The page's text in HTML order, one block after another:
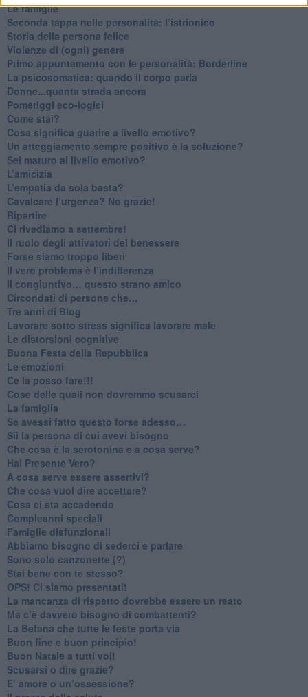
Le famiglie
Seconda tappa nelle personalità: l’istrionico
​Storia della persona felice
Violenze di (ogni) genere
​Primo appuntamento con le personalità: Borderline
La psicosomatica: quando il corpo parla
Donne...quanta strada ancora
​Pomeriggi eco-logici
​Come stai?
Cosa significa guarire a livello emotivo?
​Un atteggiamento sempre positivo è la soluzione?
​Sei maturo al livello emotivo?
​L’amicizia
​L’empatia da sola basta?
​Cavalcare l’urgenza? No grazie!
Ripartire
​Ci rivediamo a settembre!
​Il ruolo degli attivatori del benessere
​Forse siamo troppo liberi
​Il vero problema è l’indifferenza
​Il congiuntivo… questo strano amico
​Circondati di persone che…
​Tre anni di Blog
​Lavorare sotto stress significa lavorare male
​Le distorsioni cognitive
​Buona Festa della Repubblica
Le emozioni
​Ce la posso fare!!!
​Cose delle quali non dovremmo scusarci
​La famiglia
​Se avessi fatto questo forse adesso…
​Sii la persona di cui avevi bisogno
Che cosa è la serotonina e a cosa serve?
​Hai Presente Vero?
A cosa serve essere assertivi?
​Che cosa vuol dire accettare?
​Cosa ci sta accadendo
​Compleanni speciali
​Famiglie disfunzionali
​Abbiamo bisogno di sederci e parlare
Sono solo canzonette (?)
​Stai bene con te stesso?
​OPS! Ci siamo presentati!
​La mancanza di rispetto dovrebbe essere un reato
​Ma c’è davvero bisogno di combattenti?
​La Befana che tutte le feste porta via
Buon fine e buon principio!
​Buon Natale a tutti voi!
​Scusarsi o dire grazie?
​E’ amore o un’ossessione?